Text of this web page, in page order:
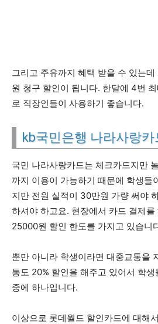
그리고 주유까지 혜택 받을 수 있는
원 청구 할인이 됩니다. 한달에 4번
로 직장인들이 사용하기 좋습니다.
kb국민은행 나라사랑카
국민 나라사랑카드는 체크카드지만
까지 이용이 가능하기 때문에 학생들
지만 전원 실적이 30만원 가량 써야
하셔야 하고요. 현장에서 카드 결제를
25000원 할인 한도를 가지고 있습니
뿐만 아니라 학생이라면 대중교통을
통도 20% 할인을 해주고 있어서 학
중에 하나입니다.
이상으로 롯데월드 할인카드에 대해